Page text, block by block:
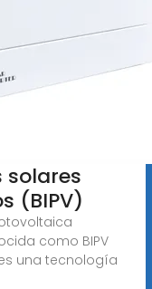
solares
(BIPV)
como BIPV
una tecnología